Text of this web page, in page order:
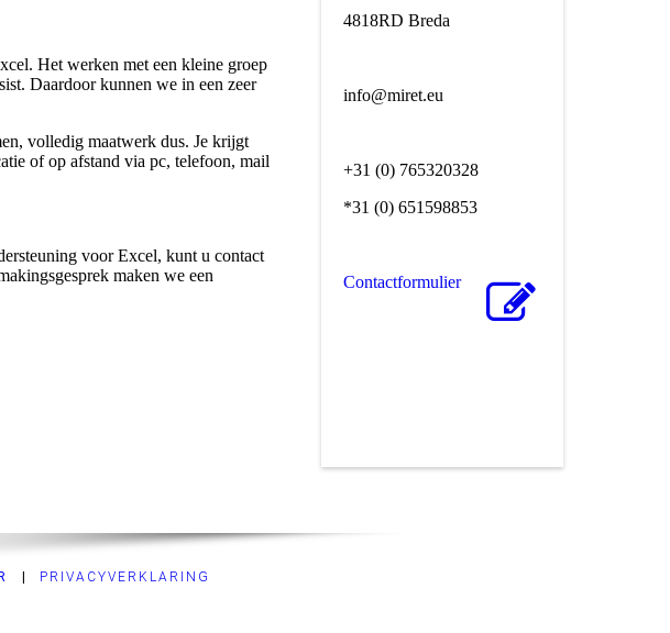
Het werken met een kleine groep
Daardoor kunnen we in een zeer
volledig maatwerk dus. Je krijgt
of op afstand via pc, telefoon, mail
voor Excel, kunt u contact
maken we een
4818RD Breda
info@miret.eu
+31 (0) 765320328
*31 (0) 651598853
Contactformulier
PRIVACYVERKLARING